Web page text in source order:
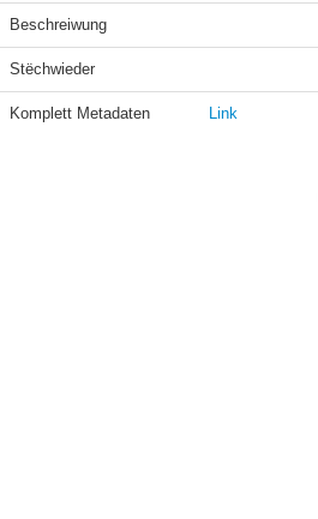
Beschreiwung
Stëchwieder
Komplett Metadaten Link